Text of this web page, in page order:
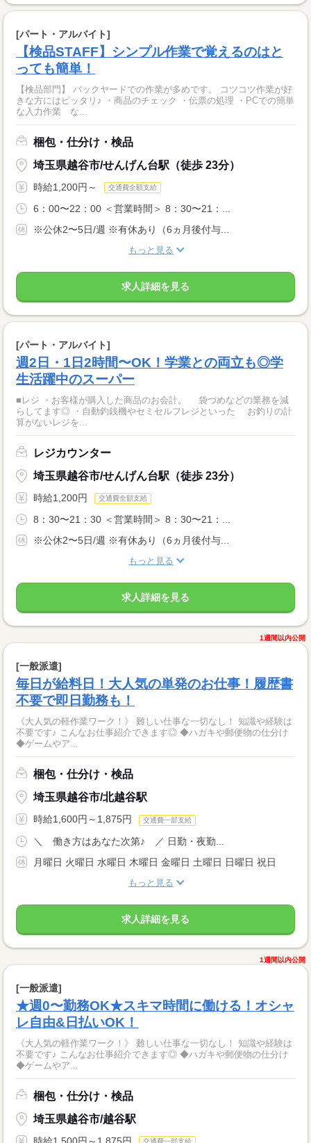
[パート・アルバイト]
【検品STAFF】シンプル作業で覚えるのはと
っても簡単！
【検品部門】 バックヤードでの作業が多めです。 コツコツ作業が好
きな方にはピッタリ♪ ・商品のチェック ・伝票の処理 ・PCでの簡単
な入力作業 な...
梱包・仕分け・検品
埼玉県越谷市/せんげん台駅（徒歩 23分）
時給1,200円～ 交通費全額支給
6：00〜22：00 ＜営業時間＞ 8：30〜21：...
※公休2〜5日/週 ※有休あり（6ヵ月後付与...
もっと見る
求人詳細を見る
[パート・アルバイト]
週2日・1日2時間〜OK！学業との両立も◎学
生活躍中のスーパー
■レジ ・お客様が購入した商品のお会計。 袋づめなどの業務を減
らしてます◎ ・自動釣銭機やセミセルフレジといった お釣りの計
算がないレジを...
レジカウンター
埼玉県越谷市/せんげん台駅（徒歩 23分）
時給1,200円 交通費全額支給
8：30〜21：30 ＜営業時間＞ 8：30〜21：...
※公休2〜5日/週 ※有休あり（6ヵ月後付与...
もっと見る
求人詳細を見る
1週間以内公開
[一般派遣]
毎日が給料日！大人気の単発のお仕事！履歴書
不要で即日勤務も！
《大人気の軽作業ワーク！》 難しい仕事な一切なし！ 知識や経験は
不要です♪ こんなお仕事紹介できます◎ ◆ハガキや郵便物の仕分け
◆ゲームやア...
梱包・仕分け・検品
埼玉県越谷市/北越谷駅
時給1,600円～1,875円 交通費一部支給
＼ 働き方はあなた次第♪ ／ 日勤・夜勤...
月曜日 火曜日 水曜日 木曜日 金曜日 土曜日 日曜日 祝日
もっと見る
求人詳細を見る
1週間以内公開
[一般派遣]
★週0〜勤務OK★スキマ時間に働ける！オシャ
レ自由&日払いOK！
《大人気の軽作業ワーク！》 難しい仕事な一切なし！ 知識や経験は
不要です♪ こんなお仕事紹介できます◎ ◆ハガキや郵便物の仕分け
◆ゲームやア...
梱包・仕分け・検品
埼玉県越谷市/越谷駅
時給1,500円～1,875円 交通費一部支給